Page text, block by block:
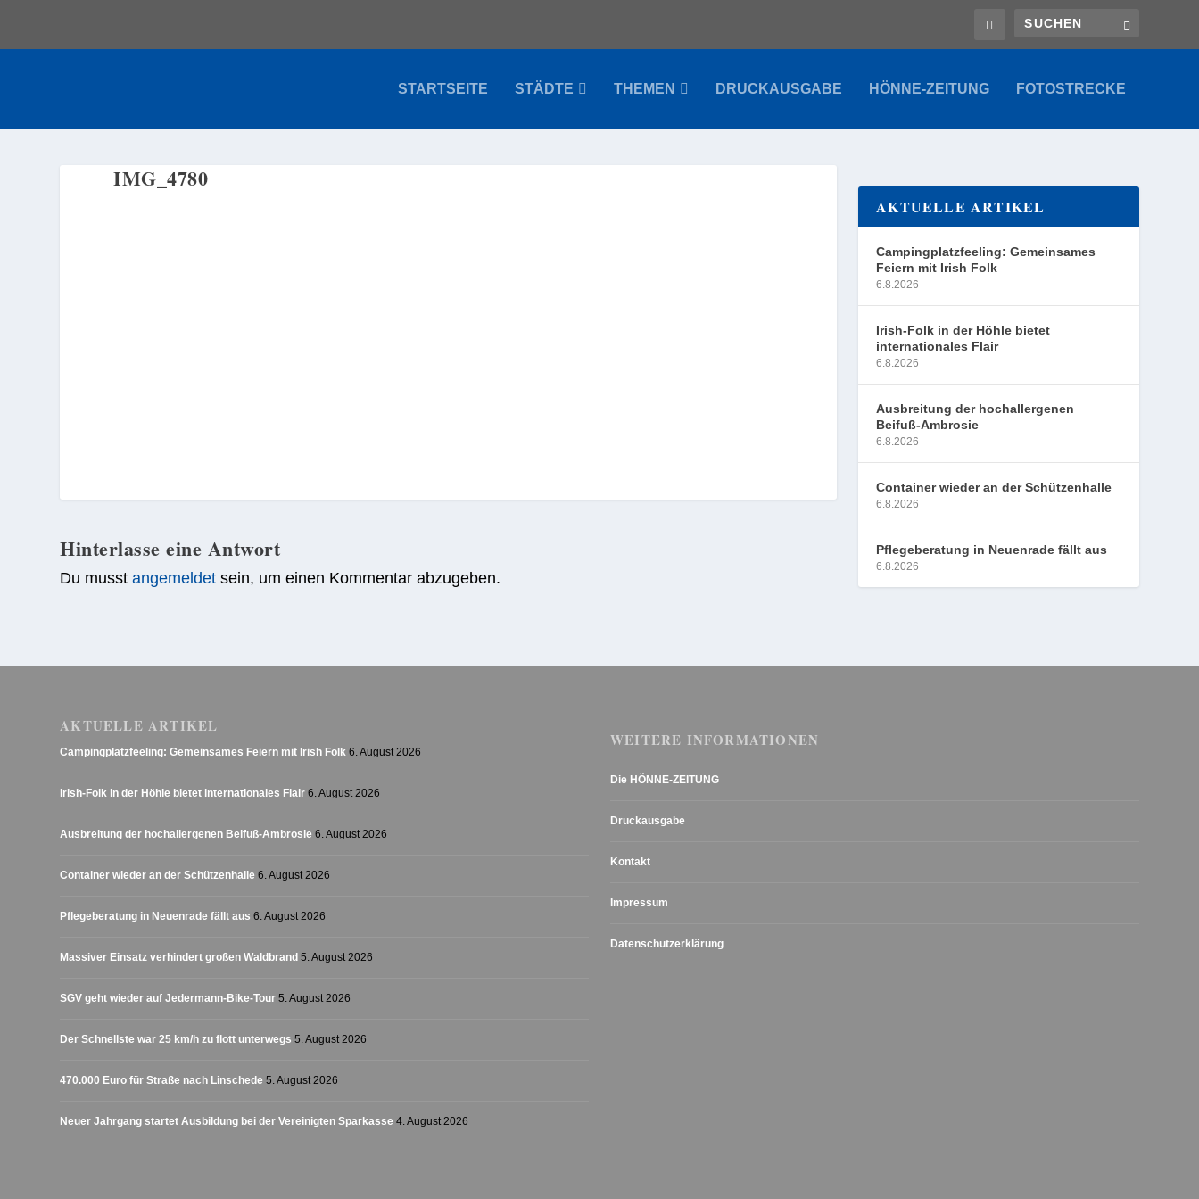
STARTSEITE STÄDTE THEMEN DRUCKAUSGABE HÖNNE-ZEITUNG FOTOSTRECKE
IMG_4780
Hinterlasse eine Antwort
Du musstangemeldet sein, um einen Kommentar abzugeben.
AKTUELLE ARTIKEL
Campingplatzfeeling: Gemeinsames
Feiern mit Irish Folk
6.8.2026
Irish-Folk in der Höhle bietet
internationales Flair
6.8.2026
Ausbreitung der hochallergenen
Beifuß-Ambrosie
6.8.2026
Container wieder an der Schützenhalle
6.8.2026
Pflegeberatung in Neuenrade fällt aus
6.8.2026
AKTUELLE ARTIKEL
Campingplatzfeeling: Gemeinsames Feiern mit Irish Folk 6. August 2026
Irish-Folk in der Höhle bietet internationales Flair 6. August 2026
Ausbreitung der hochallergenen Beifuß-Ambrosie 6. August 2026
Container wieder an der Schützenhalle 6. August 2026
Pflegeberatung in Neuenrade fällt aus 6. August 2026
Massiver Einsatz verhindert großen Waldbrand 5. August 2026
SGV geht wieder auf Jedermann-Bike-Tour 5. August 2026
Der Schnellste war 25 km/h zu flott unterwegs 5. August 2026
470.000 Euro für Straße nach Linschede 5. August 2026
Neuer Jahrgang startet Ausbildung bei der Vereinigten Sparkasse 4. August 2026
WEITERE INFORMATIONEN
Die HÖNNE-ZEITUNG
Druckausgabe
Kontakt
Impressum
Datenschutzerklärung